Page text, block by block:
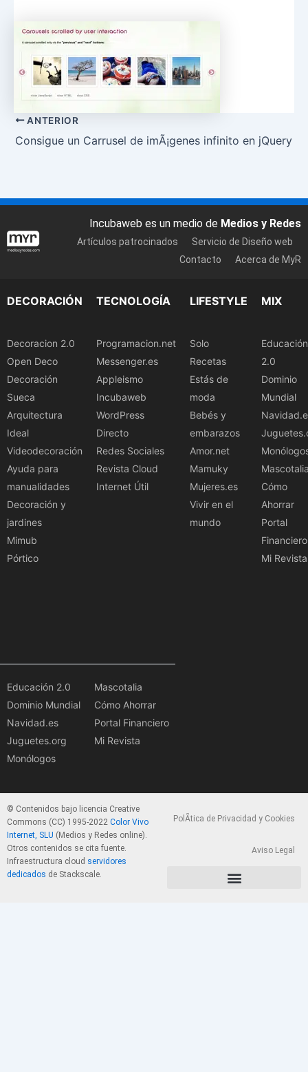
ANTERIOR
Consigue un Carrusel de imÃ¡genes infinito en jQuery
Incubaweb es un medio de Medios y Redes
Artículos patrocinados
Servicio de Diseño web
Contacto
Acerca de MyR
DECORACIÓN
Decoracion 2.0
Open Deco
Decoración
Sueca
Arquitectura
Ideal
Videodecoración
Ayuda para
manualidades
Decoración y
jardines
Mimub
Pórtico
TECNOLOGÍA
Programacion.net
Messenger.es
Appleismo
Incubaweb
WordPress
Directo
Redes Sociales
Revista Cloud
Internet Útil
LIFESTYLE
Solo
Recetas
Estás de
moda
Bebés y
embarazos
Amor.net
Mamuky
Mujeres.es
Vivir en el
mundo
MIX
Educación
2.0
Dominio
Mundial
Cómo
Ahorrar
Portal
Financiero
Mi Revista
Educación 2.0
Dominio Mundial
Navidad.es
Juguetes.org
Monólogos
Mascotalia
Cómo Ahorrar
Portal Financiero
Mi Revista
© Contenidos bajo licencia Creative
Commons (CC) 1995-2022 Color Vivo
Internet, SLU (Medios y Redes online).
Otros contenidos se cita fuente.
Infraestructura cloud servidores
dedicados de Stackscale.
PolÃ­tica de Privacidad y Cookies
Aviso Legal